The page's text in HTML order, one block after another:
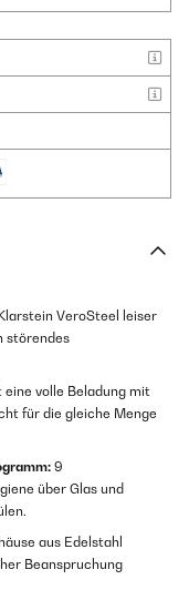
VeroSteel leiser
störendes
eine volle Beladung mit
für die gleiche Menge
9
über Glas und
aus Edelstahl
Beanspruchung